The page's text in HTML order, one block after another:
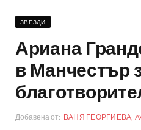
ЗВЕЗДИ
Ариана
в Манчестър
Добавена от: ВАНЯ ГЕОРГИЕВА,